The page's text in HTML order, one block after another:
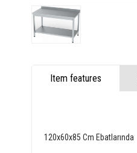
Item features
120x60x85 Cm Ebatlarında